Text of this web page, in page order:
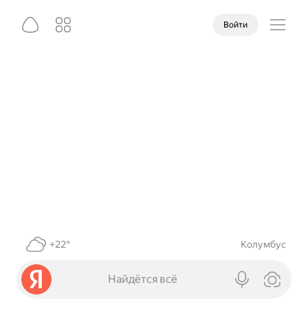
Войти
+22° Колумбус
Найдётся всё